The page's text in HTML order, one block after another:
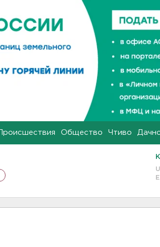
Происшествия Общество Чтиво